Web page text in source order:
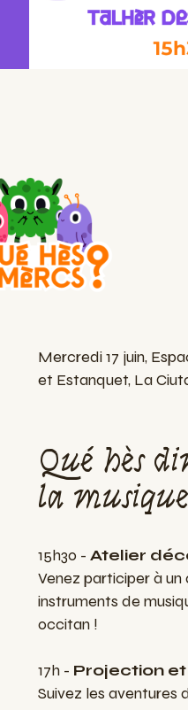
Mercredi 17 juin,
et Estanquet, La
Qué hès
la
15h30 - Atelier
Venez participer à
instruments de
occitan !
17h - Projection
Suivez les aventures